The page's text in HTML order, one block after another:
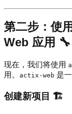
第二步：使
Web 应用 🔧
现在，我们将使用
用。
actix-web 是
创建新项目 🏗️